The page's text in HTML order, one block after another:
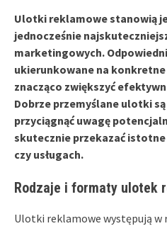
Ulotki reklamowe stanowią
jednocześnie
marketingowych.
ukierunkowane na
znacząco zwiększyć
Dobrze przemyślane ulotki
przyciągnąć uwagę
skutecznie przekazać
czy usługach.
Rodzaje i formaty ulotek
Ulotki reklamowe występują w